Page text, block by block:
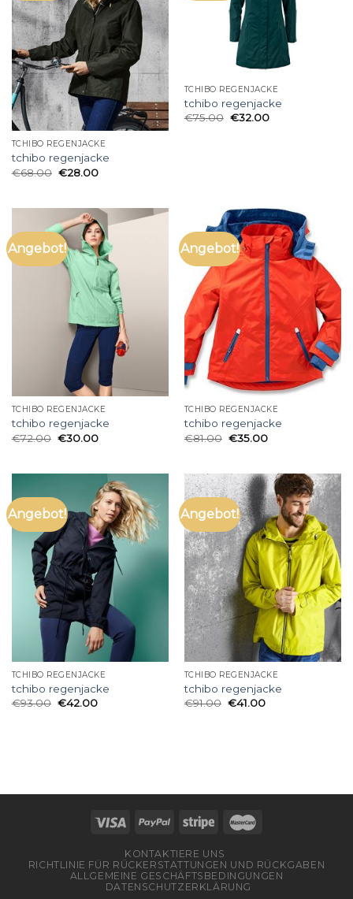
TCHIBO REGENJACKE
tchibo regenjacke
€68.00 €28.00
TCHIBO REGENJACKE
tchibo regenjacke
€75.00 €32.00
Angebot!
TCHIBO REGENJACKE
tchibo regenjacke
€72.00 €30.00
Angebot!
TCHIBO REGENJACKE
tchibo regenjacke
€81.00 €35.00
Angebot!
TCHIBO REGENJACKE
tchibo regenjacke
€93.00 €42.00
Angebot!
TCHIBO REGENJACKE
tchibo regenjacke
€91.00 €41.00
KONTAKTIERE UNS
RICHTLINIE FÜR RÜCKERSTATTUNGEN UND RÜCKGABEN
ALLGEMEINE GESCHÄFTSBEDINGUNGEN
DATENSCHUTZERKLÄRUNG